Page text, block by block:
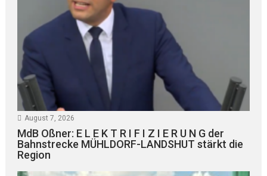
August 7, 2026
MdB Oßner: E L E K T R I F I Z I E R U N G der
Bahnstrecke MÜHLDORF-LANDSHUT stärkt die
Region